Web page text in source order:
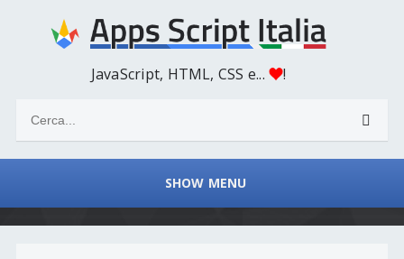
JavaScript, HTML, CSS e... !
SHOW MENU